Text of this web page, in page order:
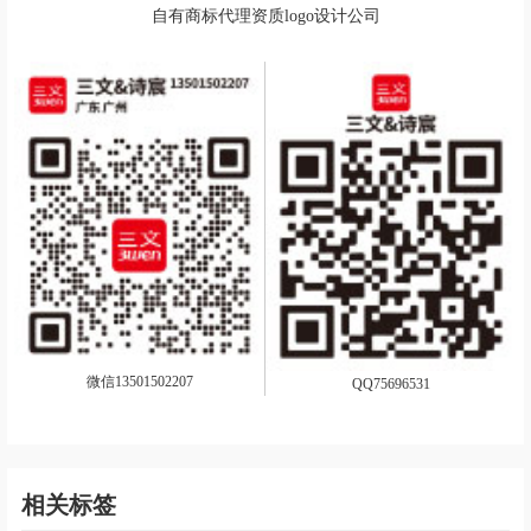
自有商标代理资质logo设计公司
微信13501502207 QQ75696531
相关标签